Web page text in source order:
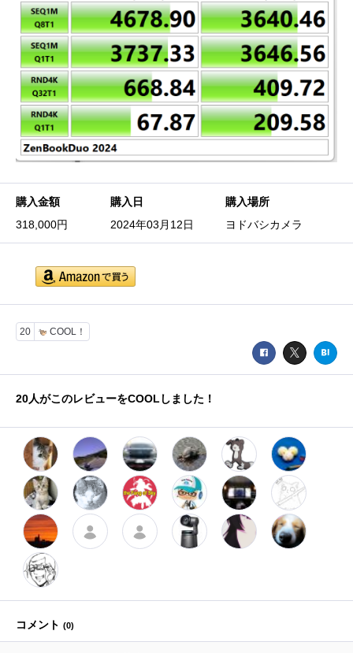
購入金額
318,000円
購入日
2024年03月12日
購入場所
ヨドバシカメラ
20 COOL！
20人がこのレビューをCOOLしました！
コメント (0)